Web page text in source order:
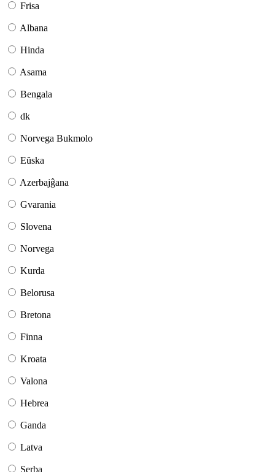
Frisa
Albana
Hinda
Asama
Bengala
dk
Norvega Bukmolo
Eŭska
Azerbajĝana
Gvarania
Slovena
Norvega
Kurda
Belorusa
Bretona
Finna
Kroata
Valona
Hebrea
Ganda
Latva
Serba